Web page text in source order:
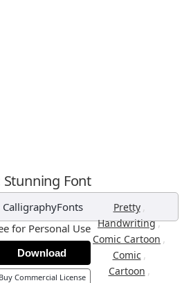
Stunning Font
CalligraphyFonts Pretty ,
Handwriting,
Comic Cartoon ,
Comic ,
Cartoon ,
for Personal Use
Download
Buy Commercial License